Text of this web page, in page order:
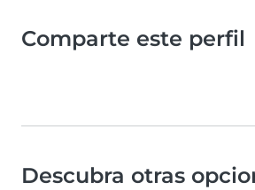
Comparte este perfil
Descubra otras